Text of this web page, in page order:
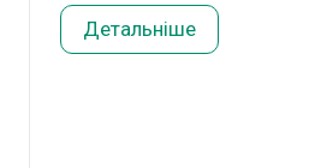
Детальніше